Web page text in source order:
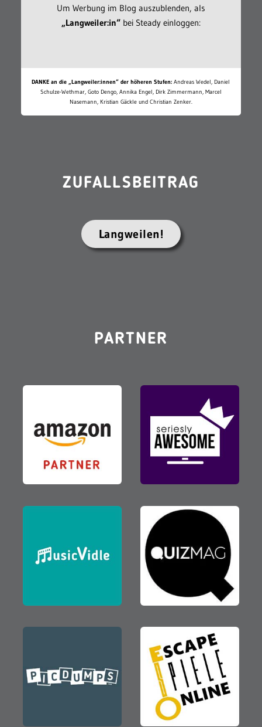
Um Werbung im Blog auszublenden, als
„Langweiler:in“bei Steady einloggen:
DANKE an die „Langweiler:innen“ der höheren Stufen: Andreas Wedel, Daniel
Schulze-Wethmar, Goto Dengo, Annika Engel, Dirk Zimmermann, Marcel
Nasemann, Kristian Gäckle und Christian Zenker.
ZUFALLSBEITRAG
Langweilen!
PARTNER